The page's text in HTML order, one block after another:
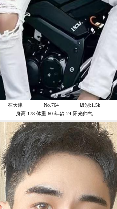
在天津 No.764
级别:1.5k
身高 178 体重 60 年龄 24 阳光帅气